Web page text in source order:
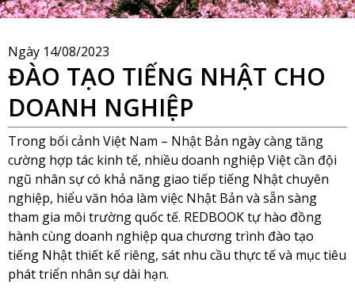
Ngày 14/08/2023
ĐÀO TẠO TIẾNG NHẬT CHO
DOANH NGHIỆP
Trong bối cảnh Việt Nam – Nhật Bản ngày càng tăng
cường hợp tác kinh tế, nhiều doanh nghiệp Việt cần đội
ngũ nhân sự có khả năng giao tiếp tiếng Nhật chuyên
nghiệp, hiểu văn hóa làm việc Nhật Bản và sẵn sàng
tham gia môi trường quốc tế. REDBOOK tự hào đồng
hành cùng doanh nghiệp qua chương trình đào tạo
tiếng Nhật thiết kế riêng, sát nhu cầu thực tế và mục tiêu
phát triển nhân sự dài hạn.